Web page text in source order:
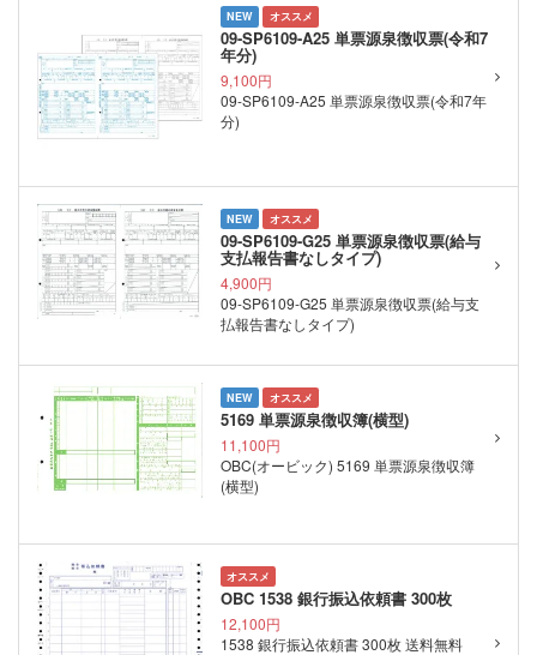
NEW オススメ
09-SP6109-A25 単票源泉徴収票(令和7
年分)
9,100円
09-SP6109-A25 単票源泉徴収票(令和7年
分)
NEW オススメ
09-SP6109-G25 単票源泉徴収票(給与
支払報告書なしタイプ)
4,900円
09-SP6109-G25 単票源泉徴収票(給与支
払報告書なしタイプ)
NEW オススメ
5169 単票源泉徴収簿(横型)
11,100円
OBC(オービック) 5169 単票源泉徴収簿
(横型)
オススメ
OBC 1538 銀行振込依頼書 300枚
12,100円
1538 銀行振込依頼書 300枚 送料無料